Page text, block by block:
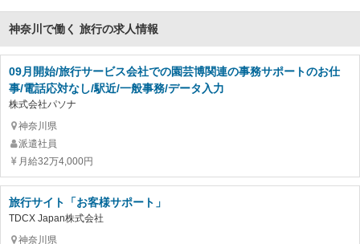
神奈川で働く 旅行の求人情報
09月開始/旅行サービス会社での園芸博関連の事務サポートのお仕
事/電話応対なし/駅近/一般事務/データ入力
株式会社パソナ
神奈川県
派遣社員
月給32万4,000円
旅行サイト「お客様サポート」
TDCX Japan株式会社
神奈川県